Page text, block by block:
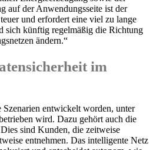
auf der Anwendungsseite ist der
und erfordert eine viel zu lange
sich künftig regelmäßig die Richtung
ändern.“
im
entwickelt worden, unter
wird. Dazu gehört auch die
sind Kunden, die zeitweise
entnehmen. Das intelligente Netz